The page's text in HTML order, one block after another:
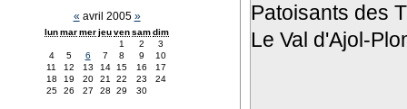
Patoisants des
Le Val d'Ajol-
« avril 2005 »
lunmarmerjeuvensamdim
1
2
3
4
5 6 7 8 9
10
11
12 13 14 15 16
17
18
19 20 21 22 23
24
25
26 27 28 29 30